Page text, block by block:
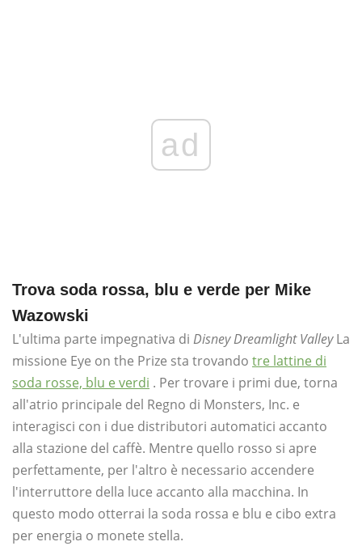
ad
Trova soda rossa, blu e verde per Mike
Wazowski
L'ultima parte impegnativa di Disney Dreamlight ValleyLa
missione Eye on the Prize sta trovando tre lattine di
soda rosse, blu e verdi . Per trovare i primi due, torna
all'atrio principale del Regno di Monsters, Inc. e
interagisci con i due distributori automatici accanto
alla stazione del caffè. Mentre quello rosso si apre
perfettamente, per l'altro è necessario accendere
l'interruttore della luce accanto alla macchina. In
questo modo otterrai la soda rossa e blu e cibo extra
per energia o monete stella.